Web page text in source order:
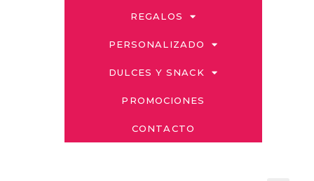
REGALOS
PERSONALIZADO
DULCES Y SNACK
PROMOCIONES
CONTACTO